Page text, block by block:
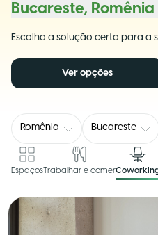
Bucareste, Romênia
Escolha a solução certa para a
Ver opções
Romênia Bucareste
EspaçosTrabalhar e comer